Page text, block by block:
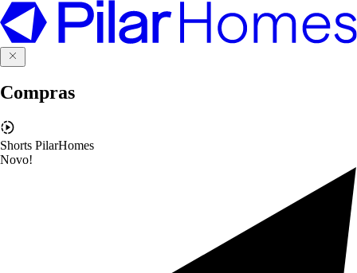
Compras
Shorts PilarHomes
Novo!